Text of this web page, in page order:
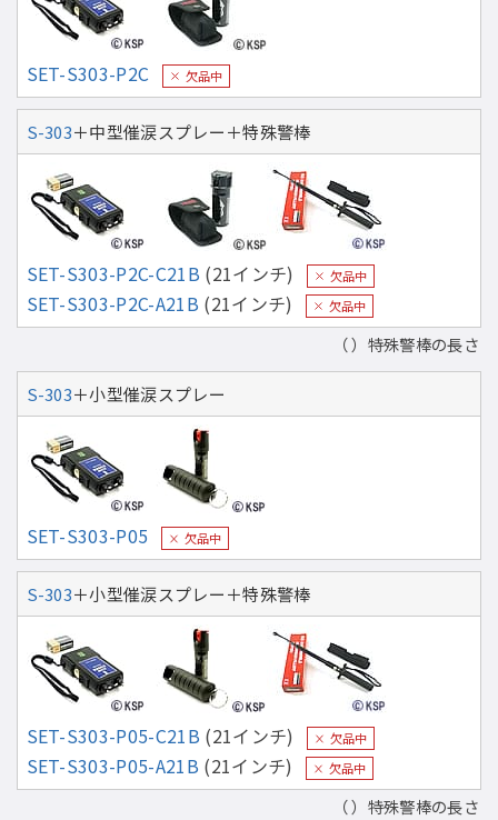
SET-S303-P2C 欠品中
S-303＋中型催涙スプレー＋特殊警棒
SET-S303-P2C-C21B (21インチ) 欠品中
SET-S303-P2C-A21B (21インチ) 欠品中
（ ）特殊警棒の長さ
S-303＋小型催涙スプレー
SET-S303-P05 欠品中
S-303＋小型催涙スプレー＋特殊警棒
SET-S303-P05-C21B (21インチ) 欠品中
SET-S303-P05-A21B (21インチ) 欠品中
（ ）特殊警棒の長さ